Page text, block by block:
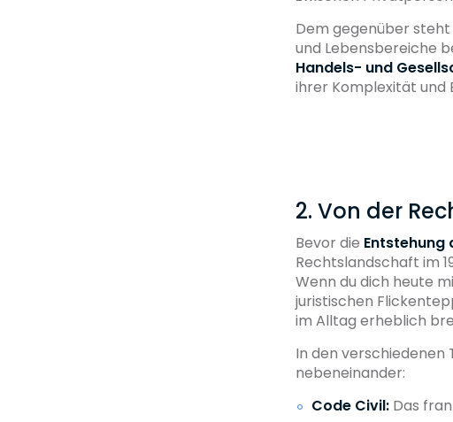
Dem gegenüber steht
und Lebensbereiche
Handels- und
ihrer Komplexität und
2. Von der
Bevor die Entstehung
Rechtslandschaft im
Wenn du dich heute
juristischen
im Alltag erheblich
In den
nebeneinander:
Code Civil:Das